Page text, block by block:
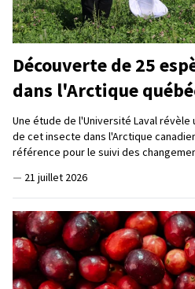
Découverte de 25
dans l'Arctique
Une étude de l'Université Laval
de cet insecte dans l'Arctique
référence pour le suivi des
— 21 juillet 2026